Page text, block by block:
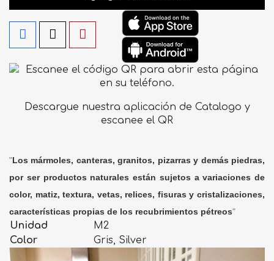
Descargue nuestra aplicación de Catalogo y
escanee el QR
"Los mármoles, canteras, granitos, pizarras y demás piedras,
por ser productos naturales están sujetos a variaciones de
color, matiz, textura, vetas, relices, fisuras y cristalizaciones,
características propias de los recubrimientos pétreos"
Unidad
M2
Color
Gris, Silver